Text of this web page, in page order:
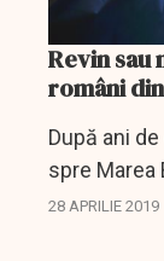
Revin sau
români
După ani
spre Marea
medical
28 APRILIE 2019